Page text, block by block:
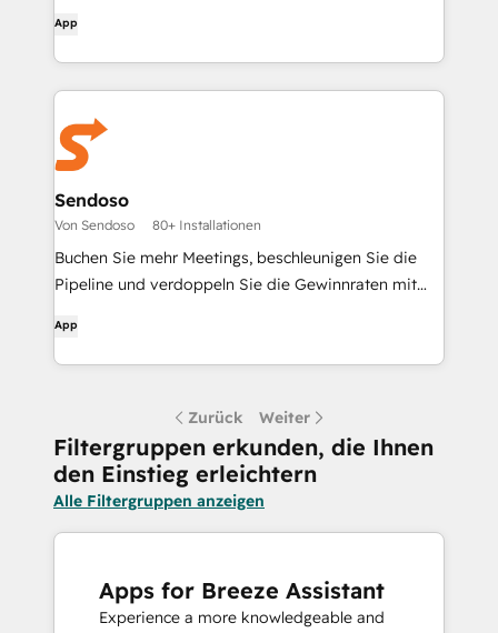
App
Sendoso
Von Sendoso 80+ Installationen
Buchen Sie mehr Meetings, beschleunigen Sie die
Pipeline und verdoppeln Sie die Gewinnraten mit
App
Zurück Weiter
Filtergruppen erkunden, die Ihnen
den Einstieg erleichtern
Alle Filtergruppen anzeigen
Apps for Breeze Assistant
Experience a more knowledgeable and